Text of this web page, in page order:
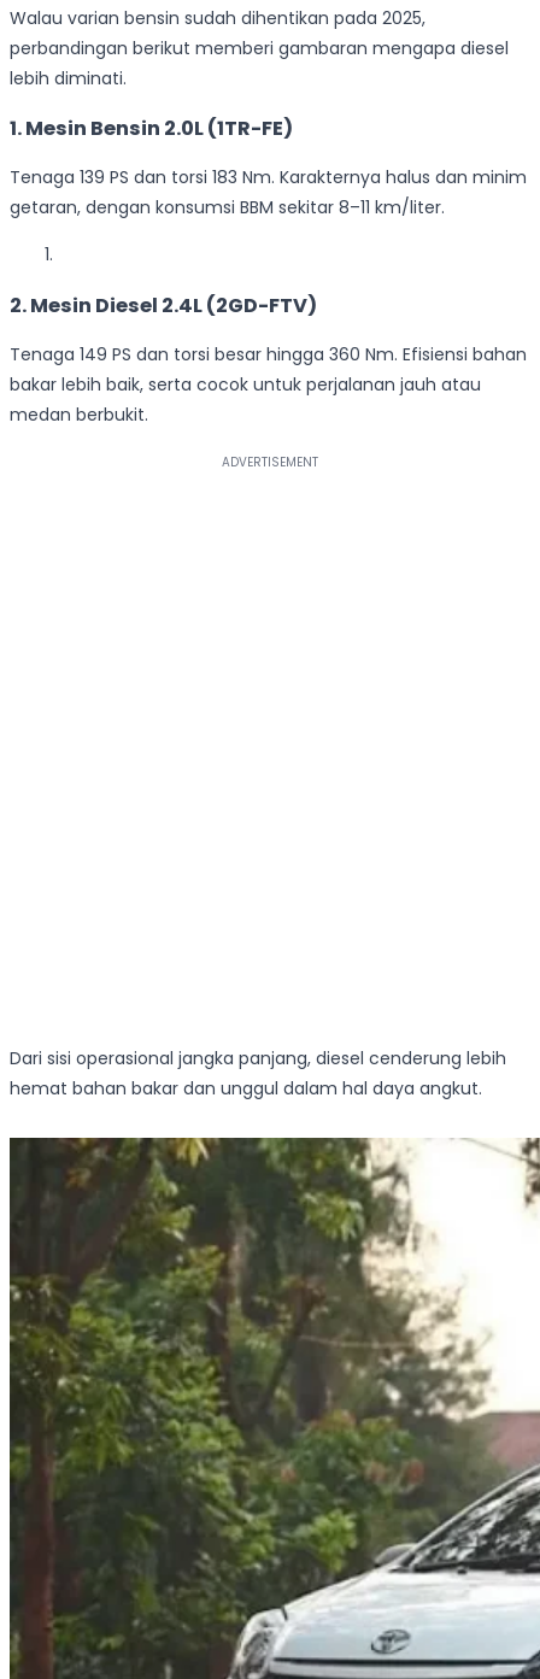
Walau varian bensin sudah dihentikan pada 2025,
perbandingan berikut memberi gambaran mengapa diesel
lebih diminati.
1.Mesin Bensin 2.0L (1TR-FE)
Tenaga 139 PS dan torsi 183 Nm. Karakternya halus dan minim
getaran, dengan konsumsi BBM sekitar 8–11 km/liter.
2.Mesin Diesel 2.4L (2GD-FTV)
Tenaga 149 PS dan torsi besar hingga 360 Nm. Efisiensi bahan
bakar lebih baik, serta cocok untuk perjalanan jauh atau
medan berbukit.
Dari sisi operasional jangka panjang, diesel cenderung lebih
hemat bahan bakar dan unggul dalam hal daya angkut.